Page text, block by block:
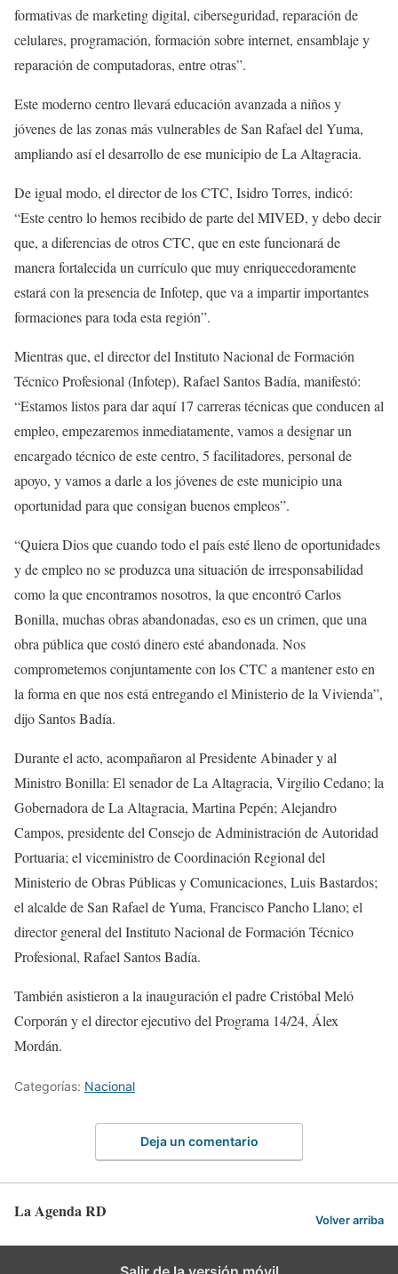
formativas de marketing digital, ciberseguridad, reparación de
celulares, programación, formación sobre internet, ensamblaje y
reparación de computadoras, entre otras”.
Este moderno centro llevará educación avanzada a niños y
jóvenes de las zonas más vulnerables de San Rafael del Yuma,
ampliando así el desarrollo de ese municipio de La Altagracia.
De igual modo, el director de los CTC, Isidro Torres, indicó:
“Este centro lo hemos recibido de parte del MIVED, y debo decir
que, a diferencias de otros CTC, que en este funcionará de
manera fortalecida un currículo que muy enriquecedoramente
estará con la presencia de Infotep, que va a impartir importantes
formaciones para toda esta región”.
Mientras que, el director del Instituto Nacional de Formación
Técnico Profesional (Infotep), Rafael Santos Badía, manifestó:
“Estamos listos para dar aquí 17 carreras técnicas que conducen al
empleo, empezaremos inmediatamente, vamos a designar un
encargado técnico de este centro, 5 facilitadores, personal de
apoyo, y vamos a darle a los jóvenes de este municipio una
oportunidad para que consigan buenos empleos”.
“Quiera Dios que cuando todo el país esté lleno de oportunidades
y de empleo no se produzca una situación de irresponsabilidad
como la que encontramos nosotros, la que encontró Carlos
Bonilla, muchas obras abandonadas, eso es un crimen, que una
obra pública que costó dinero esté abandonada. Nos
comprometemos conjuntamente con los CTC a mantener esto en
la forma en que nos está entregando el Ministerio de la Vivienda”,
dijo Santos Badía.
Durante el acto, acompañaron al Presidente Abinader y al
Ministro Bonilla: El senador de La Altagracia, Virgilio Cedano; la
Gobernadora de La Altagracia, Martina Pepén; Alejandro
Campos, presidente del Consejo de Administración de Autoridad
Portuaria; el viceministro de Coordinación Regional del
Ministerio de Obras Públicas y Comunicaciones, Luis Bastardos;
el alcalde de San Rafael de Yuma, Francisco Pancho Llano; el
director general del Instituto Nacional de Formación Técnico
Profesional, Rafael Santos Badía.
También asistieron a la inauguración el padre Cristóbal Meló
Corporán y el director ejecutivo del Programa 14/24, Álex
Mordán.
Categorías: Nacional
Deja un comentario
La Agenda RD Volver arriba